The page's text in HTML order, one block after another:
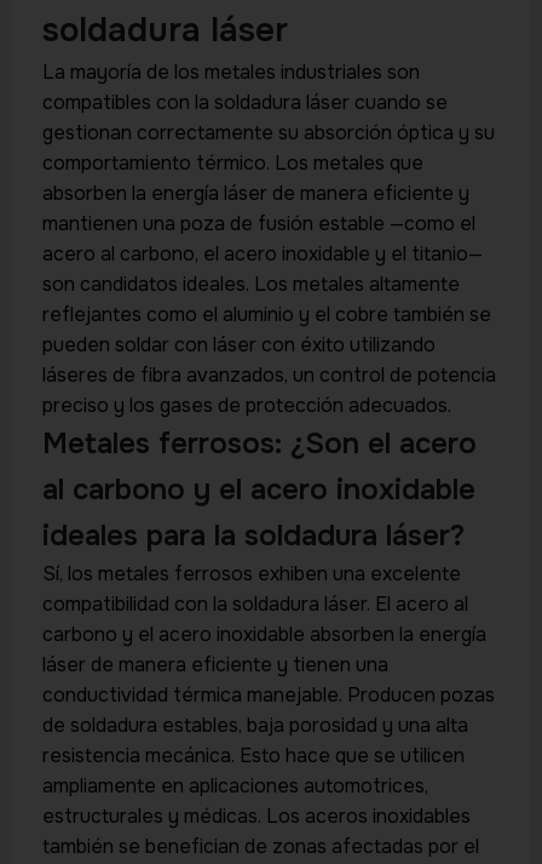
soldadura láser
La mayoría de los metales industriales son
compatibles con la soldadura láser cuando se
gestionan correctamente su absorción óptica y su
comportamiento térmico. Los metales que
absorben la energía láser de manera eficiente y
mantienen una poza de fusión estable —como el
acero al carbono, el acero inoxidable y el titanio—
son candidatos ideales. Los metales altamente
reflejantes como el aluminio y el cobre también se
pueden soldar con láser con éxito utilizando
láseres de fibra avanzados, un control de potencia
preciso y los gases de protección adecuados.
Metales ferrosos: ¿Son el acero
al carbono y el acero inoxidable
ideales para la soldadura láser?
Sí, los metales ferrosos exhiben una excelente
compatibilidad con la soldadura láser. El acero al
carbono y el acero inoxidable absorben la energía
láser de manera eficiente y tienen una
conductividad térmica manejable. Producen pozas
de soldadura estables, baja porosidad y una alta
resistencia mecánica. Esto hace que se utilicen
ampliamente en aplicaciones automotrices,
estructurales y médicas. Los aceros inoxidables
también se benefician de zonas afectadas por el